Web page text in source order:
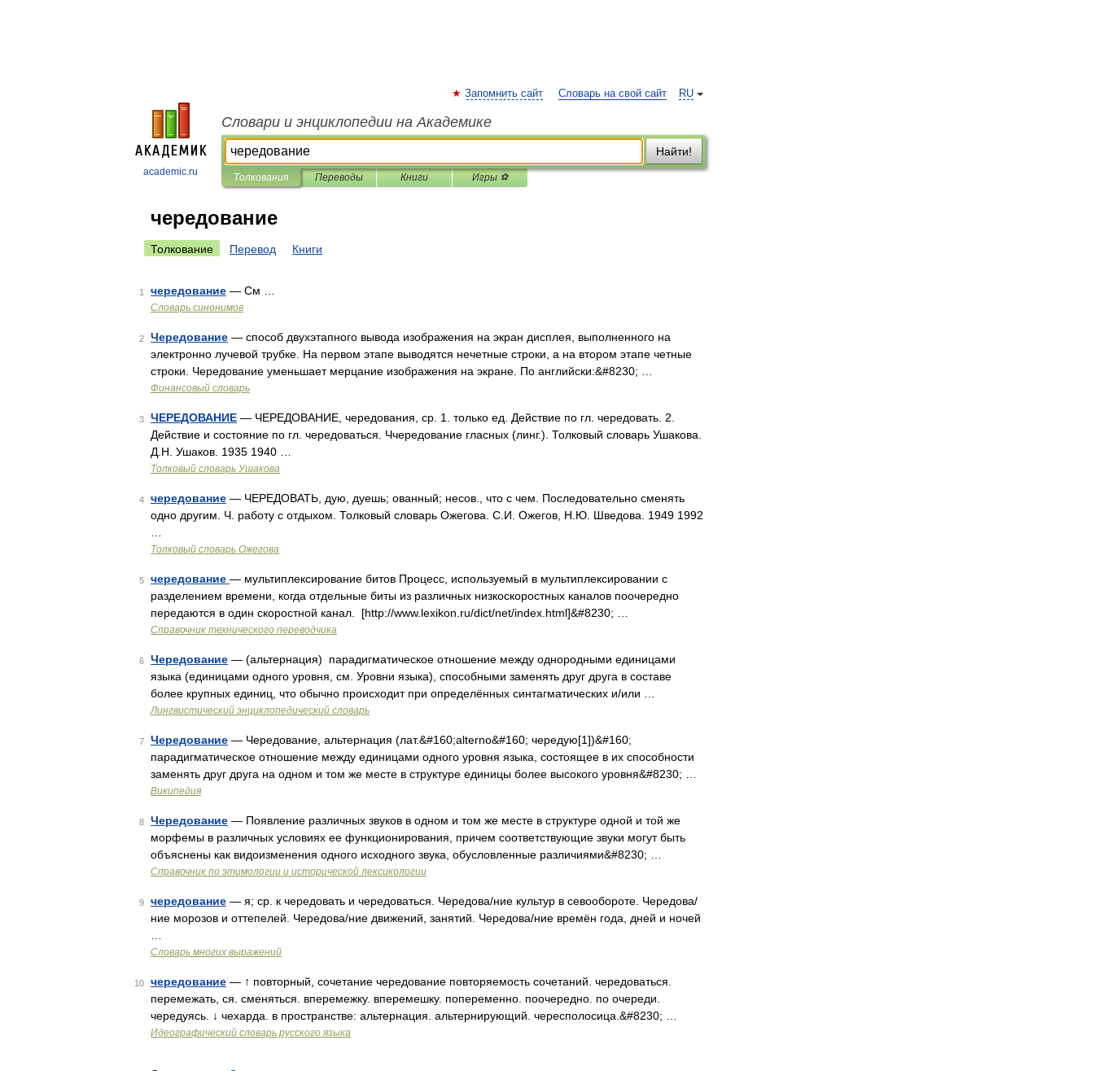
academic.ru
RU
Запомнить сайт Словарь на свой сайт
Словари и энциклопедии на Академике
Найти!
Толкования Переводы Книги Игры ⚽
чередование
Толкование Перевод Книги
1 чередование — См …
Словарь синонимов
2 Чередование — способ двухэтапного вывода изображения на экран дисплея, выполненного на
электронно лучевой трубке. На первом этапе выводятся нечетные строки, а на втором этапе четные
строки. Чередование уменьшает мерцание изображения на экране. По английски:&#8230; …
Финансовый словарь
3 ЧЕРЕДОВАНИЕ — ЧЕРЕДОВАНИЕ, чередования, ср. 1. только ед. Действие по гл. чередовать. 2.
Действие и состояние по гл. чередоваться. Ччередование гласных (линг.). Толковый словарь Ушакова.
Д.Н. Ушаков. 1935 1940 …
Толковый словарь Ушакова
4 чередование — ЧЕРЕДОВАТЬ, дую, дуешь; ованный; несов., что с чем. Последовательно сменять
одно другим. Ч. работу с отдыхом. Толковый словарь Ожегова. С.И. Ожегов, Н.Ю. Шведова. 1949 1992
Толковый словарь Ожегова
5 чередование — мультиплексирование битов Процесс, используемый в мультиплексировании с
разделением времени, когда отдельные биты из различных низкоскоростных каналов поочередно
передаются в один скоростной канал. [http://www.lexikon.ru/dict/net/index.html]&#8230; …
Справочник технического переводчика
6 Чередование — (альтернация) парадигматическое отношение между однородными единицами
языка (единицами одного уровня, см. Уровни языка), способными заменять друг друга в составе
более крупных единиц, что обычно происходит при определённых синтагматических и/или …
Лингвистический энциклопедический словарь
7 Чередование — Чередование, альтернация (лат.&#160;alterno&#160; чередую[1])&#160;
парадигматическое отношение между единицами одного уровня языка, состоящее в их способности
заменять друг друга на одном и том же меcте в структуре единицы более высокого уровня&#8230; …
Википедия
8 Чередование — Появление различных звуков в одном и том же месте в структуре одной и той же
морфемы в различных условиях ее функционирования, причем соответствующие звуки могут быть
объяснены как видоизменения одного исходного звука, обусловленные различиями&#8230; …
Справочник по этимологии и исторической лексикологии
9 чередование — я; ср. к чередовать и чередоваться. Чередова/ние культур в севообороте. Чередова/
ние морозов и оттепелей. Чередова/ние движений, занятий. Чередова/ние времён года, дней и ночей
Словарь многих выражений
10 чередование — ↑ повторный, сочетание чередование повторяемость сочетаний. чередоваться.
перемежать, ся. сменяться. вперемежку. вперемешку. попеременно. поочередно. по очереди.
чередуясь. ↓ чехарда. в пространстве: альтернация. альтернирующий. чересполосица.&#8230; …
Идеографический словарь русского языка